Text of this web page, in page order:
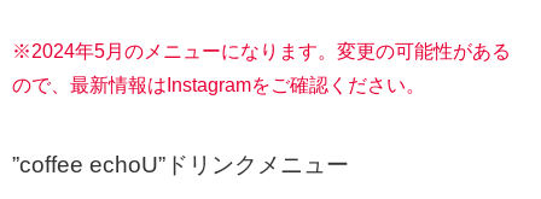
※2024年5月のメニューになります。変更の可能性がある
ので、最新情報はInstagramをご確認ください。
”coffee echoU”ドリンクメニュー